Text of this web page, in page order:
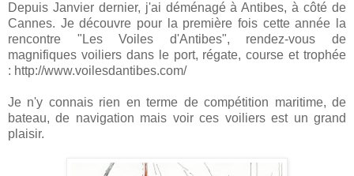
Depuis Janvier dernier, j'ai déménagé à Antibes, à côté de
Cannes. Je découvre pour la première fois cette année la
rencontre "Les Voiles d'Antibes", rendez-vous de
magnifiques voiliers dans le port, régate, course et trophée
: http://www.voilesdantibes.com/
Je n'y connais rien en terme de compétition maritime, de
bateau, de navigation mais voir ces voiliers est un grand
plaisir.